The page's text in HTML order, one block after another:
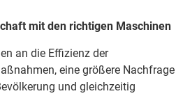
mit den richtigen Maschinen
an die Effizienz der
eine größere Nachfrage
und gleichzeitig